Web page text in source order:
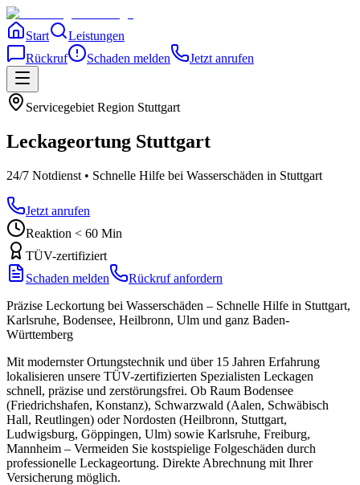
Start
Leistungen
Rückruf
Schaden melden Jetzt anrufen
Servicegebiet Region Stuttgart
Leckageortung Stuttgart
24/7 Notdienst • Schnelle Hilfe bei Wasserschäden in Stuttgart
Jetzt anrufen
Reaktion < 60 Min
TÜV-zertifiziert
Schaden melden
Rückruf anfordern
Präzise Leckortung bei Wasserschäden – Schnelle Hilfe in Stuttgart,
Karlsruhe, Bodensee, Heilbronn, Ulm und ganz Baden-
Württemberg
Mit modernster Ortungstechnik und über 15 Jahren Erfahrung
lokalisieren unsere TÜV-zertifizierten Spezialisten Leckagen
schnell, präzise und zerstörungsfrei. Ob Raum Bodensee
(Friedrichshafen, Konstanz), Schwarzwald (Aalen, Schwäbisch
Hall, Reutlingen) oder Nordosten (Heilbronn, Stuttgart,
Ludwigsburg, Göppingen, Ulm) sowie Karlsruhe, Freiburg,
Mannheim – Vermeiden Sie kostspielige Folgeschäden durch
professionelle Leckageortung. Direkte Abrechnung mit Ihrer
Versicherung möglich.